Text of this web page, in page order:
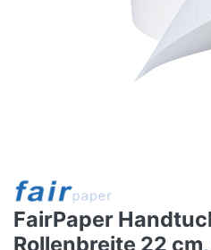
FairPaper
Rollenbreite 22